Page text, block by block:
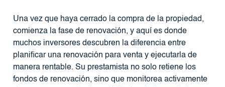
Una vez que haya cerrado la compra de la propiedad,
comienza la fase de renovación, y aquí es donde
muchos inversores descubren la diferencia entre
planificar una renovación para venta y ejecutarla de
manera rentable. Su prestamista no solo retiene los
fondos de renovación, sino que monitorea activamente